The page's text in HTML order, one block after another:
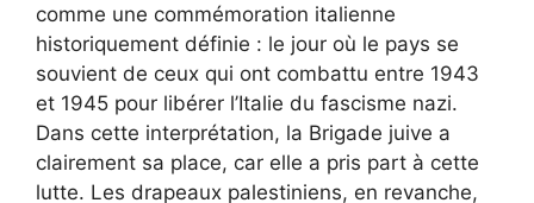
comme une commémoration italienne
historiquement définie : le jour où le pays se
souvient de ceux qui ont combattu entre 1943
et 1945 pour libérer l’Italie du fascisme nazi.
Dans cette interprétation, la Brigade juive a
clairement sa place, car elle a pris part à cette
lutte. Les drapeaux palestiniens, en revanche,